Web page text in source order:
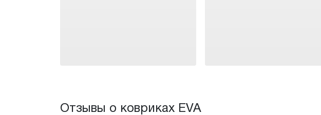
Отзывы о ковриках EVA